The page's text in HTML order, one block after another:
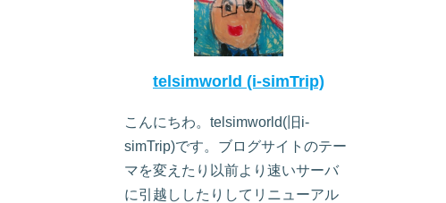
telsimworld (i-simTrip)
こんにちわ。telsimworld(旧i-
simTrip)です。ブログサイトのテー
マを変えたり以前より速いサーバ
に引越ししたりしてリニューアル